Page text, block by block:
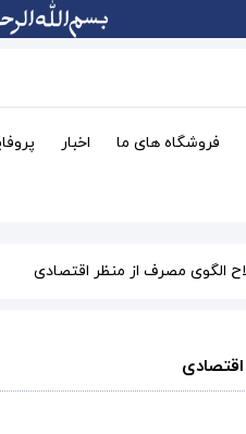
فروشگاه های ما اخبار
الگوی مصرف از منظر اقتصادی